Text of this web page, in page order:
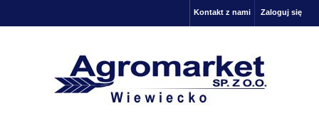
Zaloguj się
Kontakt z nami